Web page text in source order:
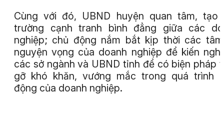
Cùng với đó, UBND huyện quan tâm, tạo
trường cạnh tranh bình đẳng giữa các
nghiệp; chủ động nắm bắt kịp thời các
nguyện vọng của doanh nghiệp để kiến
các sở ngành và UBND tỉnh để có biện pháp
gỡ khó khăn, vướng mắc trong quá trình
động của doanh nghiệp.